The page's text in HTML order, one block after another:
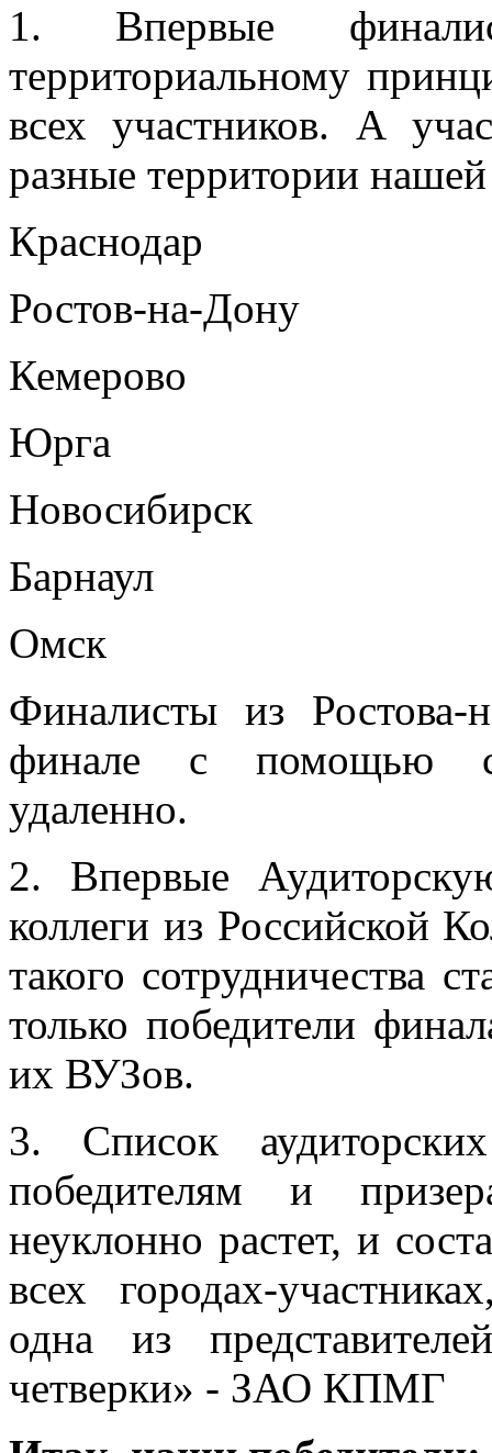
1. Впервые
территориальному
всех участников. А
разные территории
Краснодар
Ростов-на-Дону
Кемерово
Юрга
Новосибирск
Барнаул
Омск
Финалисты из
финале с помощью
удаленно.
2. Впервые
коллеги из Российской
такого сотрудничества
только победители
их ВУЗов.
3. Список
победителям и
неуклонно растет, и
всех городах-
одна из
четверки» - ЗАО КПМГ